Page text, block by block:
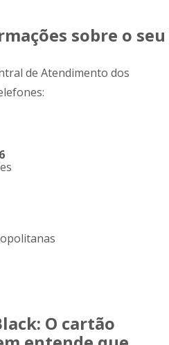
sobre o seu
de Atendimento dos
O cartão